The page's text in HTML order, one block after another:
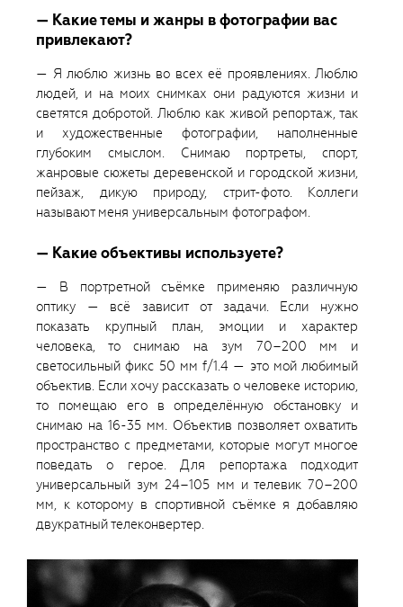
— Какие темы и жанры в фотографии вас
привлекают?
— Я люблю жизнь во всех её проявлениях. Люблю
людей, и на моих снимках они радуются жизни и
светятся добротой. Люблю как живой репортаж, так
и художественные фотографии, наполненные
глубоким смыслом. Снимаю портреты, спорт,
жанровые сюжеты деревенской и городской жизни,
пейзаж, дикую природу, стрит-фото. Коллеги
называют меня универсальным фотографом.
— Какие объективы используете?
— В портретной съёмке применяю различную
оптику — всё зависит от задачи. Если нужно
показать крупный план, эмоции и характер
человека, то снимаю на зум 70–200 мм и
светосильный фикс 50 мм f/1.4 — это мой любимый
объектив. Если хочу рассказать о человеке историю,
то помещаю его в определённую обстановку и
снимаю на 16-35 мм. Объектив позволяет охватить
пространство с предметами, которые могут многое
поведать о герое. Для репортажа подходит
универсальный зум 24–105 мм и телевик 70–200
мм, к которому в спортивной съёмке я добавляю
двукратный телеконвертер.